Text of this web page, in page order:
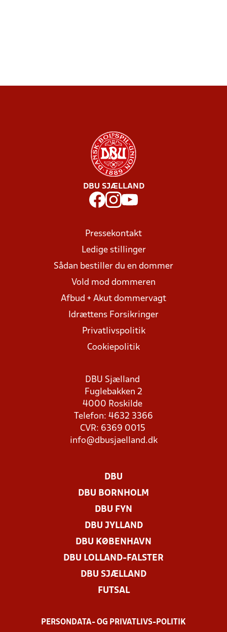
DBU SJÆLLAND
Pressekontakt
Ledige stillinger
Sådan bestiller du en dommer
Vold mod dommeren
Afbud + Akut dommervagt
Idrættens Forsikringer
Privatlivspolitik
Cookiepolitik
DBU Sjælland
Fuglebakken 2
4000 Roskilde
Telefon: 4632 3366
CVR: 6369 0015
info@dbusjaelland.dk
DBU
DBU BORNHOLM
DBU FYN
DBU JYLLAND
DBU KØBENHAVN
DBU LOLLAND-FALSTER
DBU SJÆLLAND
FUTSAL
PERSONDATA- OG PRIVATLIVS-POLITIK